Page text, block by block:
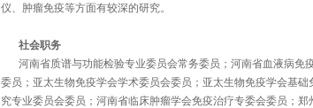
仪、肿瘤免疫等方面有较深的研究。
社会职务
河南省质谱与功能检验专业委员会常务委员；河南省血液病
委员；亚太生物免疫学会学术委员会委员；亚太生物免疫学会基
究专业委员会委员；河南省临床肿瘤学会免疫治疗专委会委员；